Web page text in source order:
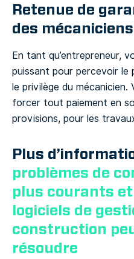
Retenue de
des mécaniciens
En tant qu’entrepreneur,
puissant pour percevoir le
le privilège du mécanicien.
forcer tout paiement en
provisions, pour les
Plus
problèmes de
plus courants
logiciels de
construction
résoudre